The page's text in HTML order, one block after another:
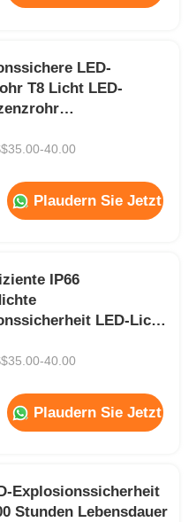
LED-
T8 Licht LED-
40.00
Plaudern Sie Jetzt
IP66
LED-Licht
Stunden Lebensdauer
40.00
Plaudern Sie Jetzt
Explosionssicherheit
Stunden Lebensdauer